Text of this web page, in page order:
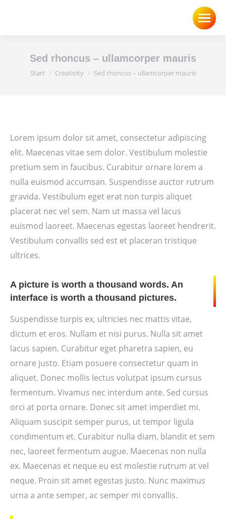
Sed rhoncus – ullamcorper mauris
Sie befinden sich hier:
Start Creativity Sed rhoncus – ullamcorper mauris
Lorem ipsum dolor sit amet, consectetur adipiscing
elit. Maecenas vitae sem dolor. Vestibulum molestie
pretium sem in faucibus. Curabitur ornare lorem a
nulla euismod accumsan. Suspendisse auctor rutrum
gravida. Vestibulum eget erat non turpis aliquet
placerat nec vel sem. Nam ut massa vel lacus
euismod laoreet. Maecenas egestas laoreet hendrerit.
Vestibulum convallis sed est et placeran tristique
ultrices.
A picture is worth a thousand words. An
interface is worth a thousand pictures.
Suspendisse turpis ex, ultricies nec mattis vitae,
dictum et eros. Nullam et nisi purus. Nulla sit amet
lacus sapien. Curabitur eget pharetra sapien, eu
ornare justo. Etiam posuere consectetur quam in
aliquet. Donec mollis lectus volutpat ipsum cursus
fermentum. Vivamus nec interdum ante. Sed cursus
orci at porta ornare. Donec sit amet imperdiet mi.
Aliquam suscipit semper purus, ut tempor ligula
condimentum et. Curabitur nulla diam, blandit et sem
nec, laoreet fermentum augue. Maecenas non nulla
ex. Maecenas et neque eu est molestie rutrum at vel
neque. Proin sit amet egestas justo. Nunc maximus
urna a ante semper, ac semper mi convallis.